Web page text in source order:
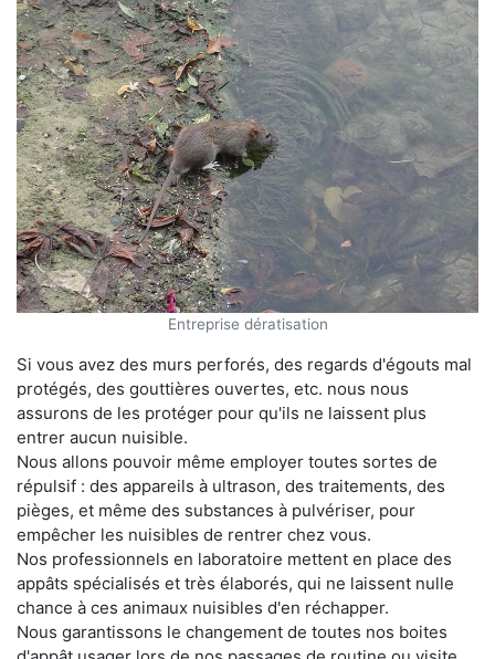
Entreprise dératisation
Si vous avez des murs perforés, des regards d'égouts mal
protégés, des gouttières ouvertes, etc. nous nous
assurons de les protéger pour qu'ils ne laissent plus
entrer aucun nuisible.
Nous allons pouvoir même employer toutes sortes de
répulsif : des appareils à ultrason, des traitements, des
pièges, et même des substances à pulvériser, pour
empêcher les nuisibles de rentrer chez vous.
Nos professionnels en laboratoire mettent en place des
appâts spécialisés et très élaborés, qui ne laissent nulle
chance à ces animaux nuisibles d'en réchapper.
Nous garantissons le changement de toutes nos boites